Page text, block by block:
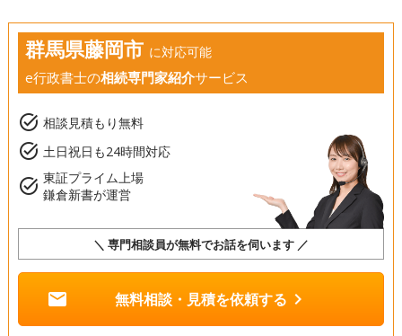
群馬県藤岡市 に対応可能
e行政書士の相続専門家紹介サービス
task_alt 相談見積もり無料
task_alt 土日祝日も24時間対応
task_alt 東証プライム上場
鎌倉新書が運営
＼ 専門相談員が無料でお話を伺います ／
mail 無料相談・見積を依頼する chevron_right